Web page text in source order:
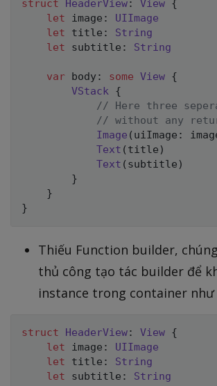
struct HeaderView: View {
let image :
UIImage
let title :
String
let subtitle : String
var body: some View {
VStack {
// Here three
// without any
Image ( uiImage :
Text ( title )
Text ( subtitle )
}
}
}
Thiếu Function builder,
thủ công tạo tác builder để
instance trong container như
struct HeaderView: View {
let image :
UIImage
let title :
String
let subtitle : String